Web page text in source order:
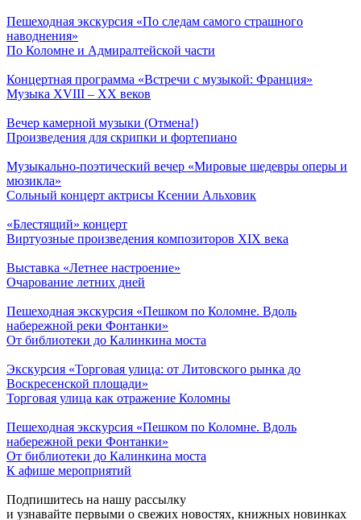
Пешеходная экскурсия «По следам самого страшного
наводнения»
По Коломне и Адмиралтейской части
Концертная программа «Встречи с музыкой: Франция»
Музыка ХVIII – ХХ веков
Вечер камерной музыки (Отмена!)
Произведения для скрипки и фортепиано
Музыкально-поэтический вечер «Мировые шедевры оперы и
мюзикла»
Сольный концерт актрисы Ксении Альховик
«Блестящий» концерт
Виртуозные произведения композиторов ХIХ века
Выставка «Летнее настроение»
Очарование летних дней
Пешеходная экскурсия «Пешком по Коломне. Вдоль
набережной реки Фонтанки»
От библиотеки до Калинкина моста
Экскурсия «Торговая улица: от Литовского рынка до
Воскресенской площади»
Торговая улица как отражение Коломны
Пешеходная экскурсия «Пешком по Коломне. Вдоль
набережной реки Фонтанки»
От библиотеки до Калинкина моста
К афише мероприятий
Подпишитесь на нашу рассылку
и узнавайте первыми о свежих новостях, книжных новинках